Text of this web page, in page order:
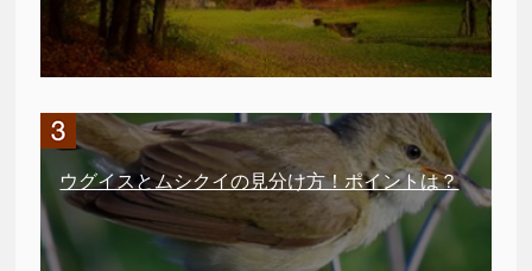
ウグイスとムシクイの見分け方！ポイントは？